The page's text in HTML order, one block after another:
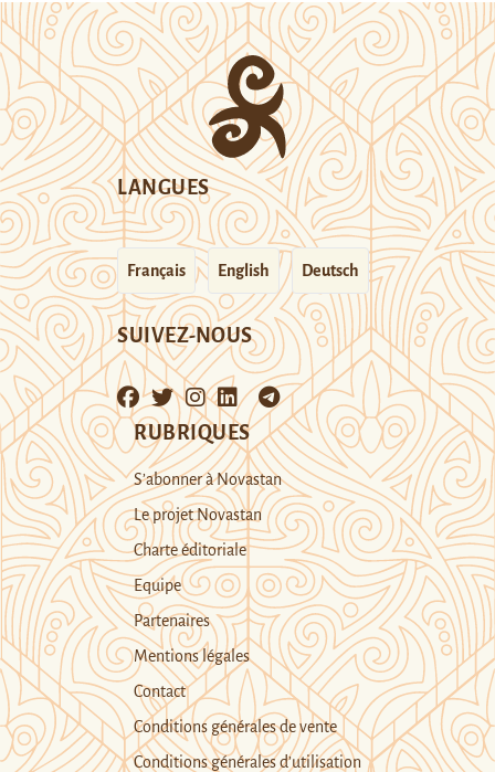
LANGUES
Français English Deutsch
SUIVEZ-NOUS
RUBRIQUES
S’abonner à Novastan
Le projet Novastan
Charte éditoriale
Equipe
Partenaires
Mentions légales
Contact
Conditions générales de vente
Conditions générales d’utilisation